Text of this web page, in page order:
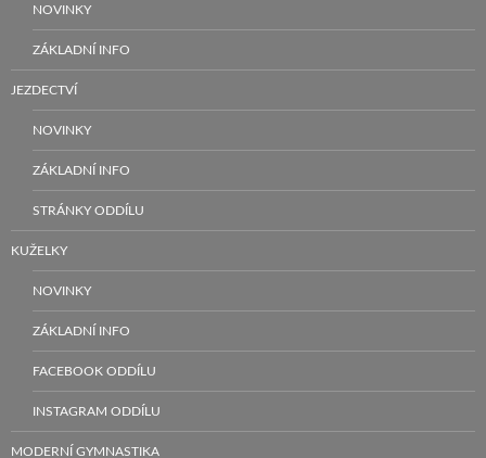
NOVINKY
ZÁKLADNÍ INFO
JEZDECTVÍ
NOVINKY
ZÁKLADNÍ INFO
STRÁNKY ODDÍLU
KUŽELKY
NOVINKY
ZÁKLADNÍ INFO
FACEBOOK ODDÍLU
INSTAGRAM ODDÍLU
MODERNÍ GYMNASTIKA